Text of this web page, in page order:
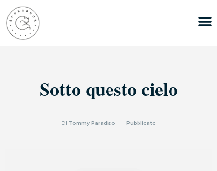
Sotto questo cielo
DI Tommy Paradiso Pubblicato